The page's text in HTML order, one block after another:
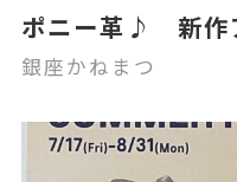
ポニー革♪ 新作
銀座かねまつ